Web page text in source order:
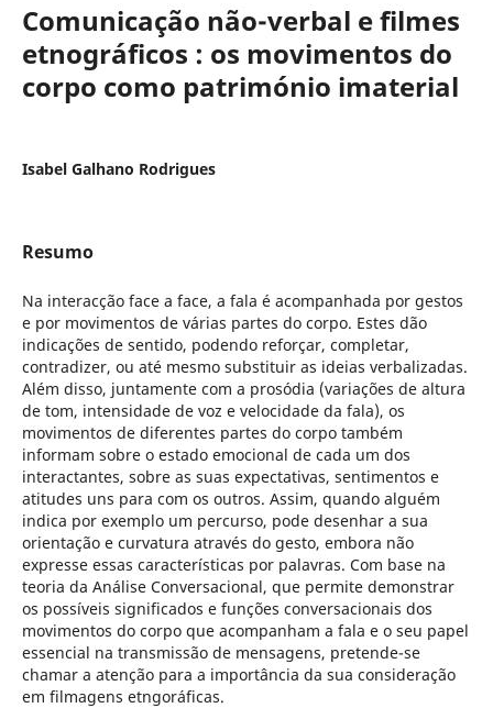
Comunicação não-verbal e filmes
etnográficos : os movimentos do
corpo como património imaterial
Isabel Galhano Rodrigues
Resumo
Na interacção face a face, a fala é acompanhada por gestos
e por movimentos de várias partes do corpo. Estes dão
indicações de sentido, podendo reforçar, completar,
contradizer, ou até mesmo substituir as ideias verbalizadas.
Além disso, juntamente com a prosódia (variações de altura
de tom, intensidade de voz e velocidade da fala), os
movimentos de diferentes partes do corpo também
informam sobre o estado emocional de cada um dos
interactantes, sobre as suas expectativas, sentimentos e
atitudes uns para com os outros. Assim, quando alguém
indica por exemplo um percurso, pode desenhar a sua
orientação e curvatura através do gesto, embora não
expresse essas características por palavras. Com base na
teoria da Análise Conversacional, que permite demonstrar
os possíveis significados e funções conversacionais dos
movimentos do corpo que acompanham a fala e o seu papel
essencial na transmissão de mensagens, pretende-se
chamar a atenção para a importância da sua consideração
em filmagens etngoráficas.